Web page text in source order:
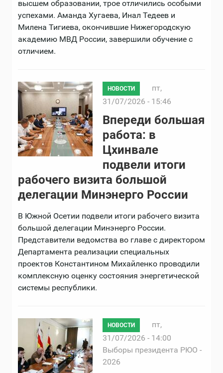
высшем образовании, трое отличились особыми
успехами. Аманда Хугаева, Инал Тедеев и
Милена Тигиева, окончившие Нижегородскую
академию МВД России, завершили обучение с
отличием.
НОВОСТИ
пт,
31/07/2026 - 15:46
Впереди большая
работа: в
Цхинвале
подвели итоги
рабочего визита большой
делегации Минэнерго России
В Южной Осетии подвели итоги рабочего визита
большой делегации Минэнерго России.
Представители ведомства во главе с директором
Департамента реализации специальных
проектов Константином Михайленко проводили
комплексную оценку состояния энергетической
системы республики.
НОВОСТИ
пт,
31/07/2026 - 14:00
Выборы президента РЮО -
2026